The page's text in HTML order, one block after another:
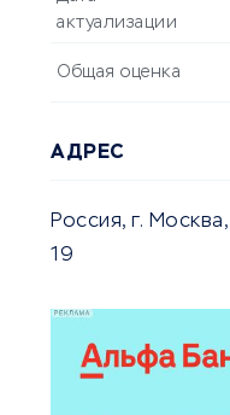
актуализации
Общая оценка
АДРЕС
Россия, г.
19